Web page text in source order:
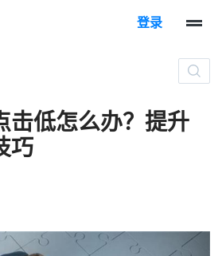
登录
击低怎么办？提升
巧